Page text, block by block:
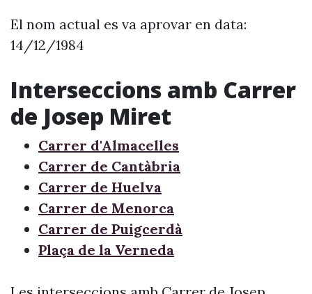
El nom actual es va aprovar en data:
14/12/1984
Interseccions amb Carrer
de Josep Miret
Carrer d'Almacelles
Carrer de Cantàbria
Carrer de Huelva
Carrer de Menorca
Carrer de Puigcerdà
Plaça de la Verneda